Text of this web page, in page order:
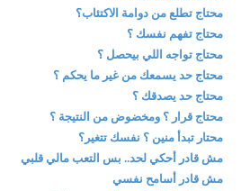
محتاج تطلع من دوامة الاكتئاب؟
محتاج تفهم نفسك ؟
محتاج تواجه اللي بيحصل ؟
محتاج حد يسمعك من غير ما يحكم ؟
محتاج حد يصدقك ؟
محتاج قرار ؟ ومخضوض من النتيجة ؟
محتار تبدأ منين ؟ نفسك تتغير؟
مش قادر أحكي لحد.. بس التعب مالي قلبي
مش قادر أسامح نفسي